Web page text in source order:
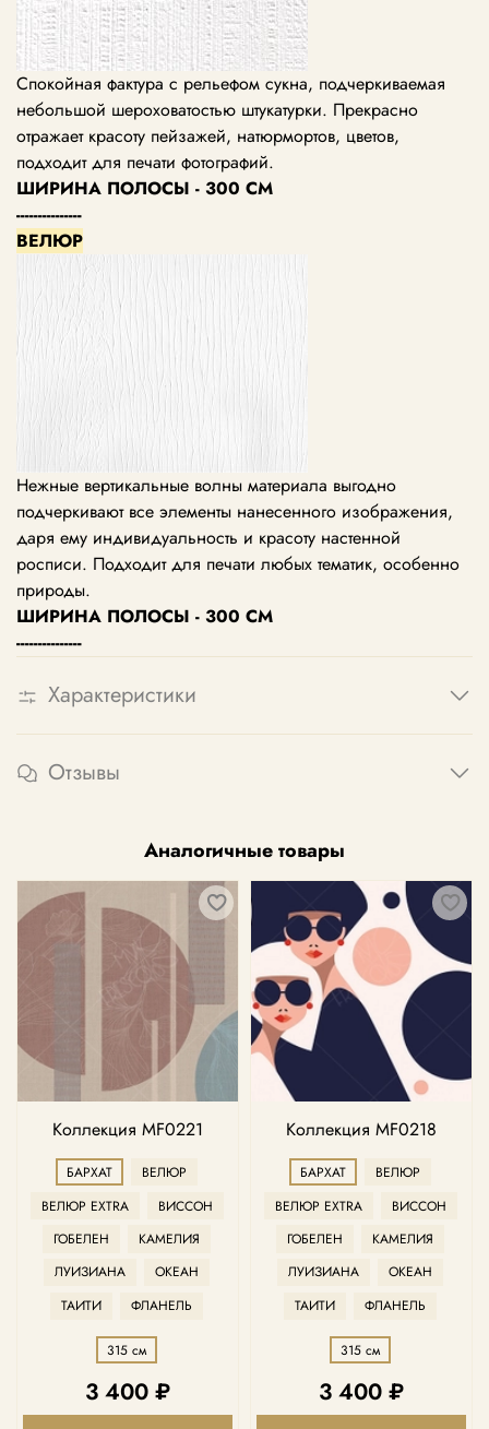
Спокойная фактура с рельефом сукна, подчеркиваемая
небольшой шероховатостью штукатурки. Прекрасно
отражает красоту пейзажей, натюрмортов, цветов,
подходит для печати фотографий.
ШИРИНА ПОЛОСЫ - 300 СМ
---------------
ВЕЛЮР
Нежные вертикальные волны материала выгодно
подчеркивают все элементы нанесенного изображения,
даря ему индивидуальность и красоту настенной
росписи. Подходит для печати любых тематик, особенно
природы.
ШИРИНА ПОЛОСЫ - 300 СМ
---------------
Характеристики
Отзывы
Аналогичные товары
Коллекция MF0221
БАРХАТ
ВЕЛЮР
ВЕЛЮР EXTRA
ВИССОН
ГОБЕЛЕН
КАМЕЛИЯ
ЛУИЗИАНА
ОКЕАН
ТАИТИ
ФЛАНЕЛЬ
315 см
3 400 ₽
Коллекция MF0218
БАРХАТ
ВЕЛЮР
ВЕЛЮР EXTRA
ВИССОН
ГОБЕЛЕН
КАМЕЛИЯ
ЛУИЗИАНА
ОКЕАН
ТАИТИ
ФЛАНЕЛЬ
315 см
3 400 ₽